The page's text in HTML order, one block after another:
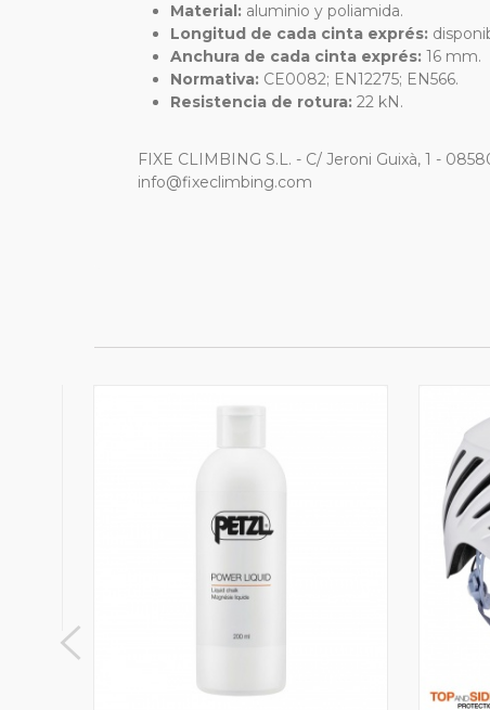
Material: aluminio y poliamida.
Longitud de cada cinta exprés:
Anchura de cada cinta exprés: 16 mm.
Normativa: CE0082; EN12275; EN566.
Resistencia de rotura: 22 kN.
FIXE CLIMBING S.L. - C/ Jeroni Guixà, 1 -
info@fixeclimbing.com